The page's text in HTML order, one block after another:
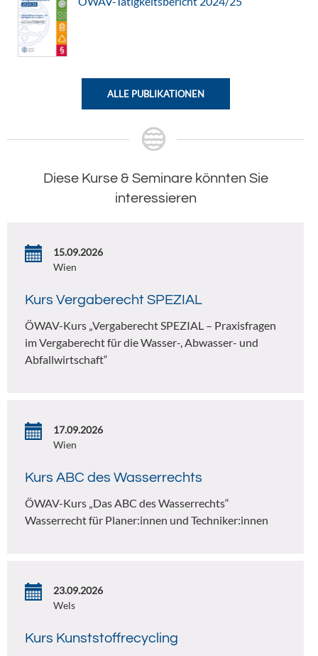
ALLE PUBLIKATIONEN
Diese Kurse & Seminare könnten Sie
interessieren
15.09.2026
Wien
Kurs Vergaberecht SPEZIAL
ÖWAV-Kurs „Vergaberecht SPEZIAL – Praxisfragen
im Vergaberecht für die Wasser-, Abwasser- und
Abfallwirtschaft“
17.09.2026
Wien
Kurs ABC des Wasserrechts
ÖWAV-Kurs „Das ABC des Wasserrechts“
Wasserrecht für Planer:innen und Techniker:innen
23.09.2026
Wels
Kurs Kunststoffrecycling